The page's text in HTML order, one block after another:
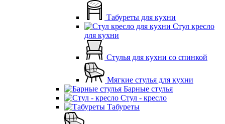
Табуреты для кухни
Стул кресло
для кухни
Стулья для кухни со спинкой
Мягкие стулья для кухни
Барные стулья
Стул - кресло
Табуреты